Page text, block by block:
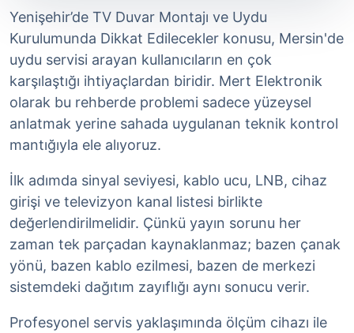
Yenişehir’de TV Duvar Montajı ve Uydu
Kurulumunda Dikkat Edilecekler konusu, Mersin'de
uydu servisi arayan kullanıcıların en çok
karşılaştığı ihtiyaçlardan biridir. Mert Elektronik
olarak bu rehberde problemi sadece yüzeysel
anlatmak yerine sahada uygulanan teknik kontrol
mantığıyla ele alıyoruz.
İlk adımda sinyal seviyesi, kablo ucu, LNB, cihaz
girişi ve televizyon kanal listesi birlikte
değerlendirilmelidir. Çünkü yayın sorunu her
zaman tek parçadan kaynaklanmaz; bazen çanak
yönü, bazen kablo ezilmesi, bazen de merkezi
sistemdeki dağıtım zayıflığı aynı sonucu verir.
Profesyonel servis yaklaşımında ölçüm cihazı ile